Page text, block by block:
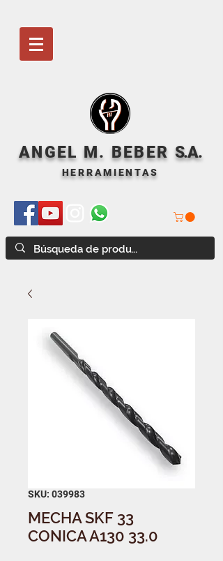
ANGEL M. BEBER S.A.
HERRAMIENTAS
SKU: 039983
MECHA SKF 33
CONICA A130 33.0